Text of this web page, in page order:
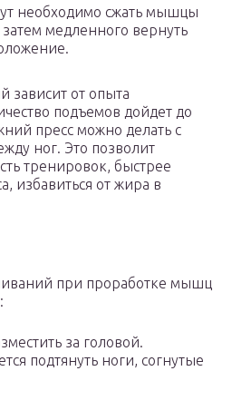
необходимо сжать мышцы
затем медленного вернуть
зависит от опыта
подъемов дойдет до
пресс можно делать с
ног. Это позволит
тренировок, быстрее
избавиться от жира в
при проработке мышц
за головой.
подтянуть ноги, согнутые